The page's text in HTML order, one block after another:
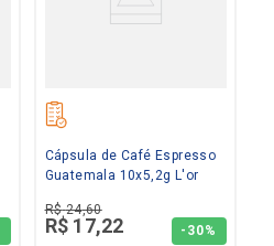
Cápsula de Café Espresso
Guatemala 10x5,2g L'or
R$ 24,60
R$ 17,22 - 30%